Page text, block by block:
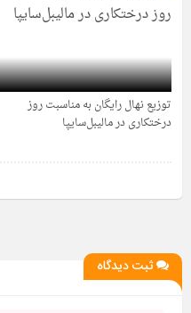
1 سال قبل
توزیع نهال رایگان به مناسبت روز
درختکاری در مالیبل‌سایپا
ثبت دیدگاه